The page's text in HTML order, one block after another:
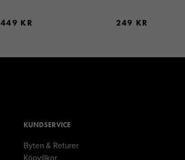
449 KR 249 KR
KUNDSERVICE
Byten & Returer